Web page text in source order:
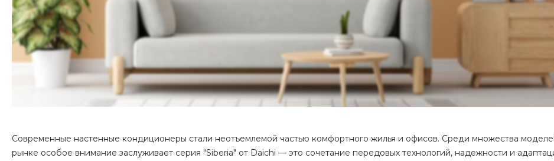
Современные настенные кондиционеры стали неотъемлемой частью комфортного жилья и офисов. Среди множества
рынке особое внимание заслуживает серия "Siberia" от Daichi — это сочетание передовых технологий, надежности и